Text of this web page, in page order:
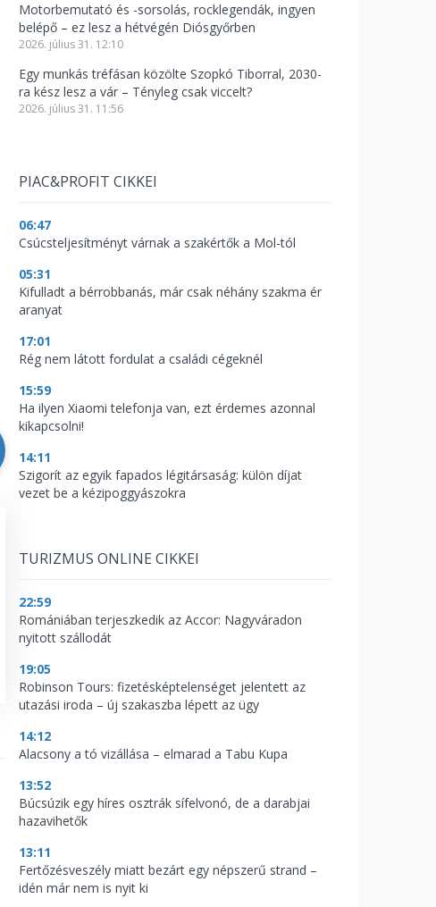
Motorbemutató és -sorsolás, rocklegendák, ingyen
belépő – ez lesz a hétvégén Diósgyőrben
2026. július 31. 12:10
Egy munkás tréfásan közölte Szopkó Tiborral, 2030-
ra kész lesz a vár – Tényleg csak viccelt?
2026. július 31. 11:56
PIAC&PROFIT CIKKEI
06:47
Csúcsteljesítményt várnak a szakértők a Mol-tól
05:31
Kifulladt a bérrobbanás, már csak néhány szakma ér
aranyat
17:01
Rég nem látott fordulat a családi cégeknél
15:59
Ha ilyen Xiaomi telefonja van, ezt érdemes azonnal
kikapcsolni!
14:11
Szigorít az egyik fapados légitársaság: külön díjat
vezet be a kézipoggyászokra
TURIZMUS ONLINE CIKKEI
22:59
Romániában terjeszkedik az Accor: Nagyváradon
nyitott szállodát
19:05
Robinson Tours: fizetésképtelenséget jelentett az
utazási iroda – új szakaszba lépett az ügy
14:12
Alacsony a tó vizállása – elmarad a Tabu Kupa
13:52
Búcsúzik egy híres osztrák sífelvonó, de a darabjai
hazavihetők
13:11
Fertőzésveszély miatt bezárt egy népszerű strand –
idén már nem is nyit ki